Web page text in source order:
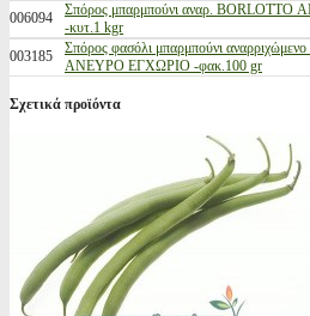
006094
Σπόρος μπαρμπούνι αναρ.
-κυτ.1 kgr
003185
Σπόρος φασόλι μπαρμπούνι
ΑΝΕΥΡΟ ΕΓΧΩΡΙΟ -φακ.100 gr
Σχετικά προϊόντα